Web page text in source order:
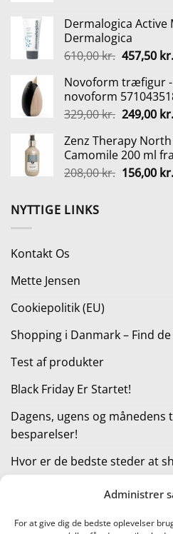
Administrer
For at give dig de bedste oplevelser
var:
289,95 kr..
Dermalogica Active
Dermalogica
610,00kr. Den
pris
var:
610,00 kr..
457,50 kr.
Novoform træfigur -
novoform
329,00kr. Den
pris
var:
329,00 kr..
249,00 kr.
Zenz Therapy
Camomile 200 ml
208,00kr. Den
156,00 kr.
NYTTIGE LINKS
Kontakt Os
Mette Jensen
Cookiepolitik (EU)
Shopping i Danmark – Find
Test af produkter
Black Friday Er Startet!
Dagens, ugens og månedens
besparelser!
Hvor er de bedste steder at